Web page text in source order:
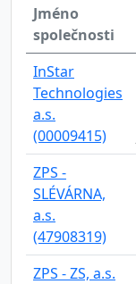
Jméno
společnosti
InStar
Technologies
a.s.
(00009415)
ZPS -
SLÉVÁRNA,
a.s.
(47908319)
ZPS - ZS, a.s.